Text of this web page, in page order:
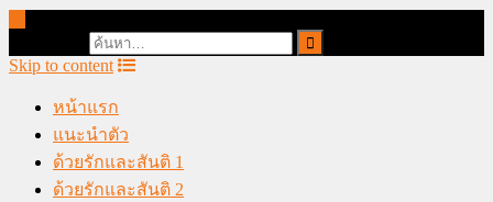
Skip to content
หน้าแรก
แนะนำตัว
ด้วยรักและสันติ 1
ด้วยรักและสันติ 2